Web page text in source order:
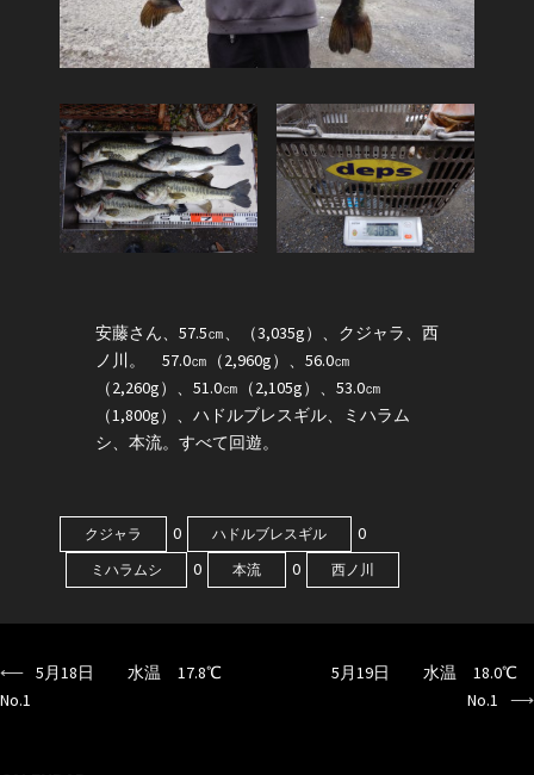
安藤さん、57.5㎝、（3,035g）、クジャラ、西
ノ川。 57.0㎝（2,960g）、56.0㎝
（2,260g）、51.0㎝（2,105g）、53.0㎝
（1,800g）、ハドルブレスギル、ミハラム
シ、本流。すべて回遊。
クジャラ 0 ハドルブレスギル 0
ミハラムシ 0 本流 0 西ノ川
投
⟵ 5月18日 水温 17.8℃
No.1
5月19日 水温 18.0℃
No.1
⟶